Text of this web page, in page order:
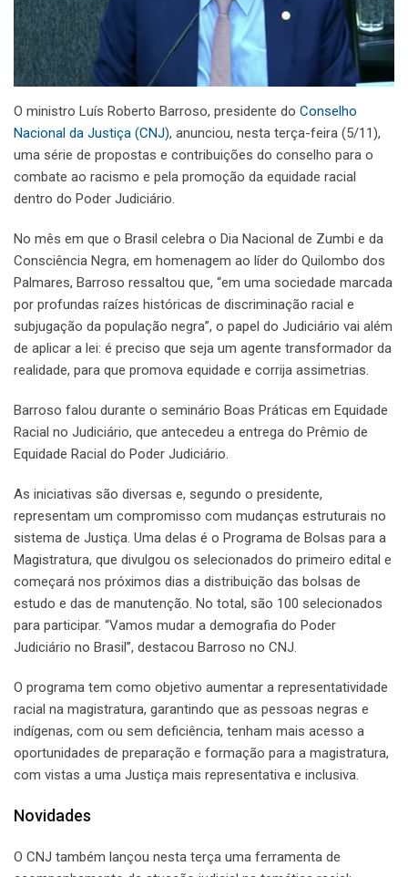
O ministro Luís Roberto Barroso, presidente do Conselho
Nacional da Justiça (CNJ), anunciou, nesta terça-feira (5/11),
uma série de propostas e contribuições do conselho para o
combate ao racismo e pela promoção da equidade racial
dentro do Poder Judiciário.
No mês em que o Brasil celebra o Dia Nacional de Zumbi e da
Consciência Negra, em homenagem ao líder do Quilombo dos
Palmares, Barroso ressaltou que, “em uma sociedade marcada
por profundas raízes históricas de discriminação racial e
subjugação da população negra”, o papel do Judiciário vai além
de aplicar a lei: é preciso que seja um agente transformador da
realidade, para que promova equidade e corrija assimetrias.
Barroso falou durante o seminário Boas Práticas em Equidade
Racial no Judiciário, que antecedeu a entrega do Prêmio de
Equidade Racial do Poder Judiciário.
As iniciativas são diversas e, segundo o presidente,
representam um compromisso com mudanças estruturais no
sistema de Justiça. Uma delas é o Programa de Bolsas para a
Magistratura, que divulgou os selecionados do primeiro edital e
começará nos próximos dias a distribuição das bolsas de
estudo e das de manutenção. No total, são 100 selecionados
para participar. “Vamos mudar a demografia do Poder
Judiciário no Brasil”, destacou Barroso no CNJ.
O programa tem como objetivo aumentar a representatividade
racial na magistratura, garantindo que as pessoas negras e
indígenas, com ou sem deficiência, tenham mais acesso a
oportunidades de preparação e formação para a magistratura,
com vistas a uma Justiça mais representativa e inclusiva.
Novidades
O CNJ também lançou nesta terça uma ferramenta de